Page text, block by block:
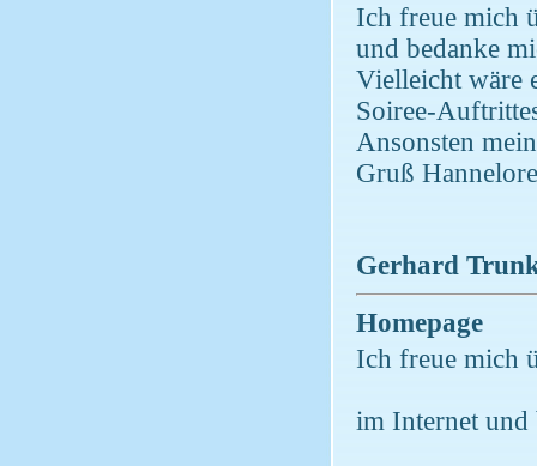
Ich freue mich
und bedanke
Vielleicht wäre
Soiree-
Ansonsten
Gruß Hannelore
Gerhard
Homepage
Ich freue mich
im Internet und